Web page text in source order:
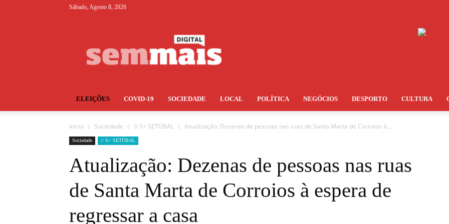
Sábado, Agosto 8, 2026
ELEIÇÕES COVID-19 SOCIEDADE LOCAL POLÍTICA NEGÓCIOS DESPORTO CULTURA
Início Sociedade // S+ SETÚBAL Atualização: Dezenas de pessoas nas ruas de Santa Marta de Corroios à...
Sociedade // S+ SETÚBAL
Atualização: Dezenas de pessoas nas ruas
de Santa Marta de Corroios à espera de
regressar a casa